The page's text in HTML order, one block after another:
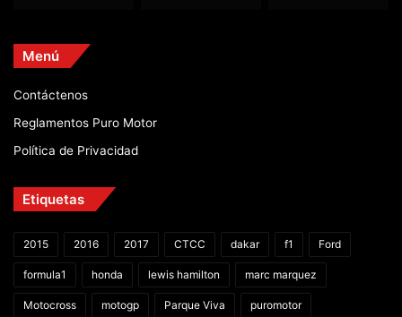
Menú
Contáctenos
Reglamentos Puro Motor
Política de Privacidad
Etiquetas
2015 2016 2017 CTCC dakar f1 Ford
formula1 honda lewis hamilton marc marquez
Motocross motogp Parque Viva puromotor